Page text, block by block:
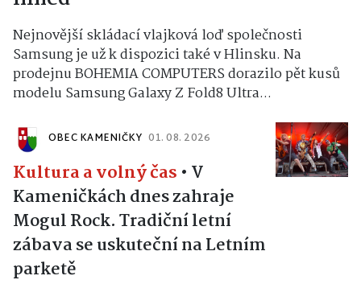
Nejnovější skládací vlajková loď společnosti
Samsung je už k dispozici také v Hlinsku. Na
prodejnu BOHEMIA COMPUTERS dorazilo pět kusů
modelu Samsung Galaxy Z Fold8 Ultra...
OBEC KAMENIČKY 01. 08. 2026
Kultura a volný čas • V
Kameničkách dnes zahraje
Mogul Rock. Tradiční letní
zábava se uskuteční na Letním
parketě